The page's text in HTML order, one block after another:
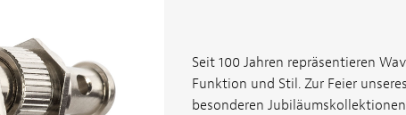
Seit 100 Jahren repräsentieren
Funktion und Stil. Zur Feier
besonderen